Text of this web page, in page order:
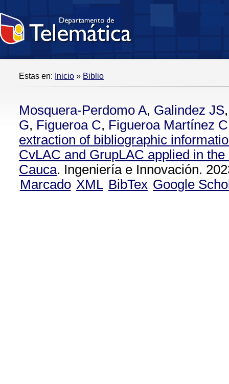
Estas en: Inicio » Biblio
Mosquera-Perdomo A, Galindez JS
G, Figueroa C, Figueroa Martínez
extraction of bibliographic
CvLAC and GrupLAC applied in
Cauca. Ingeniería e Innovación.
Marcado XML BibTex Google